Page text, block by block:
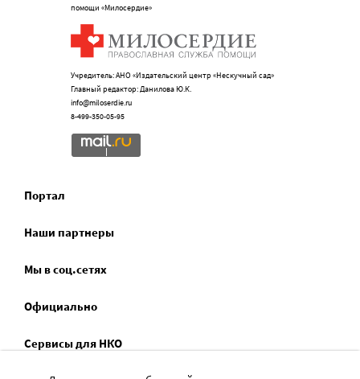
помощи «Милосердие»
Учредитель: АНО «Издательский центр «Нескучный сад»
Главный редактор: Данилова Ю.К.
info@miloserdie.ru
8-499-350-05-95
Портал
Наши партнеры
Мы в соц.сетях
Официально
Сервисы для НКО